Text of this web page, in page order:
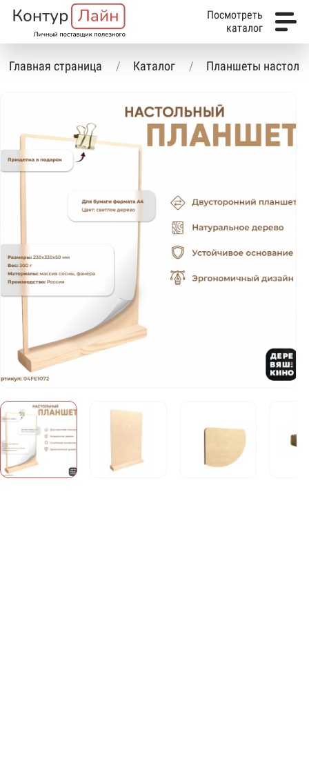
Посмотреть
каталог
Главная страница Каталог Планшеты